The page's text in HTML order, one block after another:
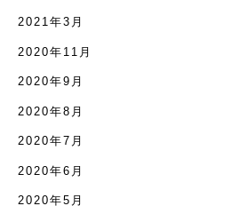
2021年3月
2020年11月
2020年9月
2020年8月
2020年7月
2020年6月
2020年5月